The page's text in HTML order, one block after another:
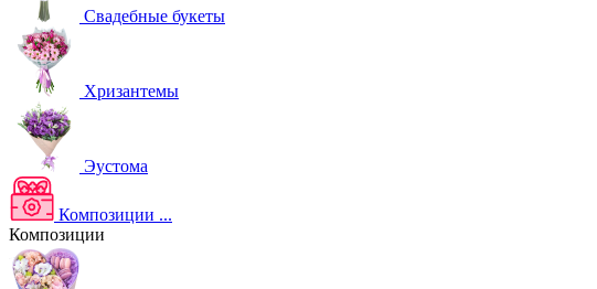
Свадебные букеты
Хризантемы
Эустома
Композиции ...
Композиции